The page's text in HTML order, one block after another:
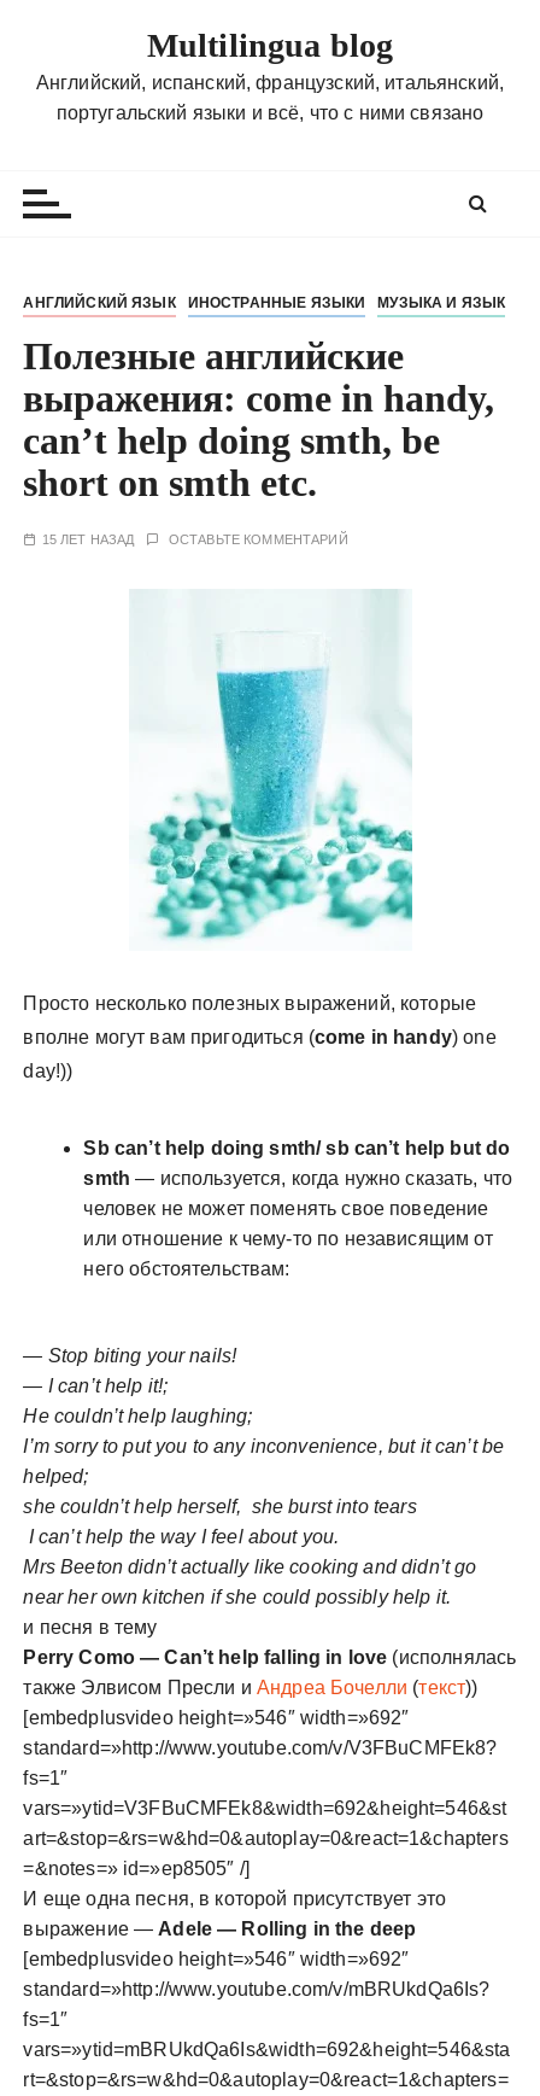
Multilingua blog
Английский, испанский, французский, итальянский,
португальский языки и всё, что с ними связано
АНГЛИЙСКИЙ ЯЗЫК ИНОСТРАННЫЕ ЯЗЫКИ МУЗЫКА И ЯЗЫК
Полезные английские
выражения: come in handy,
can’t help doing smth, be
short on smth etc.
15 ЛЕТ НАЗАД ОСТАВЬТЕ КОММЕНТАРИЙ
Просто несколько полезных выражений, которые
вполне могут вам пригодиться (come in handy) one
day!))
Sb can’t help doing smth/ sb can’t help but do
smth — используется, когда нужно сказать, что
человек не может поменять свое поведение
или отношение к чему-то по независящим от
него обстоятельствам:
— Stop biting your nails!
— I can’t help it!;
He couldn’t help laughing;
I’m sorry to put you to any inconvenience, but it can’t be
helped;
she couldn’t help herself, she burst into tears
I can’t help the way I feel about you.
Mrs Beeton didn’t actually like cooking and didn’t go
near her own kitchen if she could possibly help it.
и песня в тему
Perry Como — Can’t help falling in love (исполнялась
также Элвисом Пресли и Андреа Бочелли (текст))
[embedplusvideo height=»546″ width=»692″
standard=»http://www.youtube.com/v/V3FBuCMFEk8?
fs=1″
vars=»ytid=V3FBuCMFEk8&width=692&height=546&st
art=&stop=&rs=w&hd=0&autoplay=0&react=1&chapters
=&notes=» id=»ep8505″ /]
И еще одна песня, в которой присутствует это
выражение — Adele — Rolling in the deep
[embedplusvideo height=»546″ width=»692″
standard=»http://www.youtube.com/v/mBRUkdQa6Is?
fs=1″
vars=»ytid=mBRUkdQa6Is&width=692&height=546&sta
rt=&stop=&rs=w&hd=0&autoplay=0&react=1&chapters=